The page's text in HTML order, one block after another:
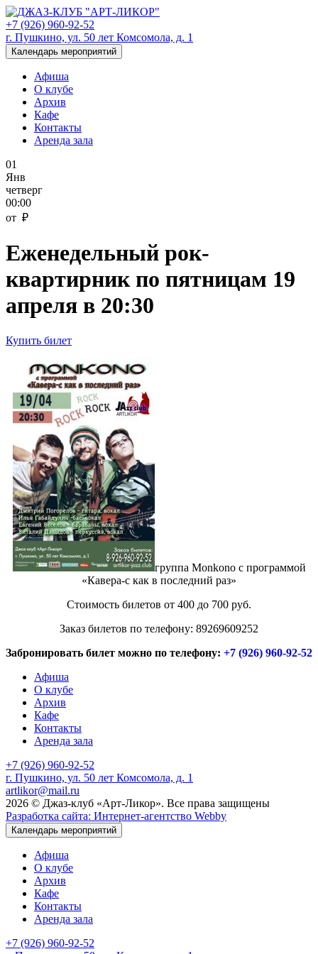
+7 (926) 960-92-52
г. Пушкино, ул. 50 лет Комсомола, д. 1
Календарь мероприятий
Афиша
О клубе
Архив
Кафе
Контакты
Аренда зала
01
Янв
четверг
00:00
от ₽
Еженедельный рок-
квартирник по пятницам 19
апреля в 20:30
Купить билет
группа Monkono c программой
«Кавера-с как в последний раз»
Стоимость билетов от 400 до 700 руб.
Заказ билетов по телефону: 89269609252
Забронировать билет можно по телефону: +7 (926) 960-92-52
Афиша
О клубе
Архив
Кафе
Контакты
Аренда зала
+7 (926) 960-92-52
г. Пушкино, ул. 50 лет Комсомола, д. 1
artlikor@mail.ru
2026 © Джаз-клуб «Арт-Ликор». Все права защищены
Разработка сайта: Интернет-агентство Webby
Календарь мероприятий
Афиша
О клубе
Архив
Кафе
Контакты
Аренда зала
+7 (926) 960-92-52